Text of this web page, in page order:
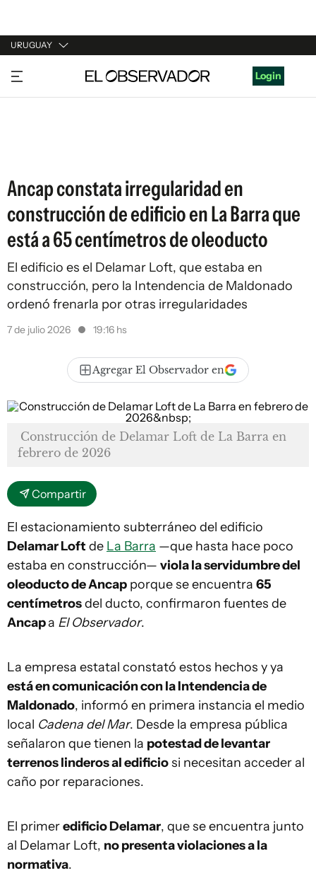
URUGUAY
URUGUAY
ARGENTINA
Login
Ancap constata irregularidad en
construcción de edificio en La Barra que
está a 65 centímetros de oleoducto
El edificio es el Delamar Loft, que estaba en
construcción, pero la Intendencia de Maldonado
ordenó frenarla por otras irregularidades
7 de julio 2026 19:16 hs
Agregar El Observador en
Construcción de Delamar Loft de La Barra en
febrero de 2026
Compartir
El estacionamiento subterráneo del edificio
Delamar Loft de La Barra —que hasta hace poco
estaba en construcción— viola la servidumbre del
oleoducto de Ancap porque se encuentra 65
centímetrosdel ducto, confirmaron fuentes de
Ancapa El Observador.
La empresa estatal constató estos hechos y ya
está en comunicación con la Intendencia de
Maldonado, informó en primera instancia el medio
local Cadena del Mar. Desde la empresa pública
señalaron que tienen la potestad de levantar
terrenos linderos al edificiosi necesitan acceder al
caño por reparaciones.
El primeredificio Delamar, que se encuentra junto
al Delamar Loft, no presenta violaciones a la
normativa.